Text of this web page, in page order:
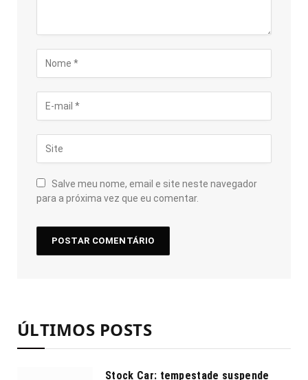
Salve meu nome, email e site neste navegador
para a próxima vez que eu comentar.
ÚLTIMOS POSTS
Stock Car: tempestade suspende